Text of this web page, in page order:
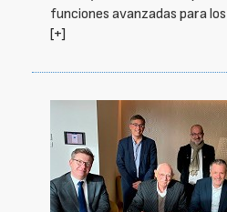
funciones avanzadas para
[+]